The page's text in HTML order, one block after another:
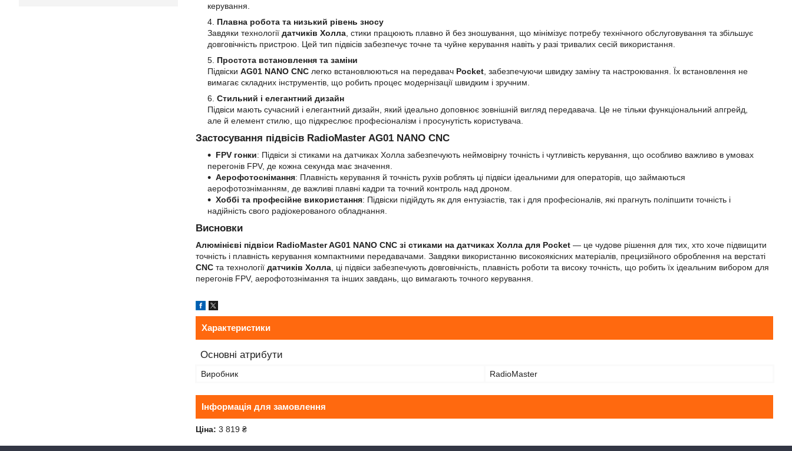
керування.
Плавна робота та низький рівень зносу
Завдяки технології датчиків Холла , стики працюють плавно й без зношування, що мінімізує потребу технічного обслуговування та збільшує
довговічність пристрою. Цей тип підвісів забезпечує точне та чуйне керування навіть у разі тривалих сесій використання.
Простота встановлення та заміни
Підвіски AG01 NANO CNC легко встановлюються на передавач Pocket , забезпечуючи швидку заміну та настроювання. Їх встановлення не
вимагає складних інструментів, що робить процес модернізації швидким і зручним.
Стильний і елегантний дизайн
Підвіси мають сучасний і елегантний дизайн, який ідеально доповнює зовнішній вигляд передавача. Це не тільки функціональний апгрейд,
але й елемент стилю, що підкреслює професіоналізм і просунутість користувача.
Застосування підвісів RadioMaster AG01 NANO CNC
FPV гонки: Підвіси зі стиками на датчиках Холла забезпечують неймовірну точність і чутливість керування, що особливо важливо в умовах
перегонів FPV, де кожна секунда має значення.
Аерофотоснімання: Плавність керування й точність рухів роблять ці підвіси ідеальними для операторів, що займаються
аерофотозніманням, де важливі плавні кадри та точний контроль над дроном.
Хоббі та професійне використання: Підвіски підійдуть як для ентузіастів, так і для професіоналів, які прагнуть поліпшити точність і
надійність свого радіокерованого обладнання.
Висновки
Алюмінієві підвіси RadioMaster AG01 NANO CNC зі стиками на датчиках Холла для Pocket — це чудове рішення для тих, хто хоче підвищити
точність і плавність керування компактними передавачами. Завдяки використанню високоякісних матеріалів, прецизійного оброблення на верстаті
CNC та технології датчиків Холла , ці підвіси забезпечують довговічність, плавність роботи та високу точність, що робить їх ідеальним вибором для
перегонів FPV, аерофотознімання та інших завдань, що вимагають точного керування.
Характеристики
Основні атрибути
Виробник RadioMaster
Інформація для замовлення
Ціна: 3 819 ₴